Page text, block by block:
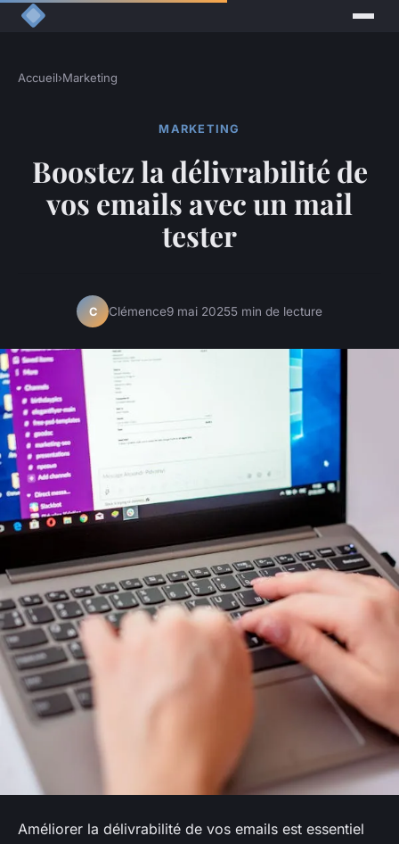
Accueil›Marketing
MARKETING
Boostez la délivrabilité de
vos emails avec un mail
tester
C Clémence9 mai 20255 min de lecture
Améliorer la délivrabilité de vos emails est essentiel